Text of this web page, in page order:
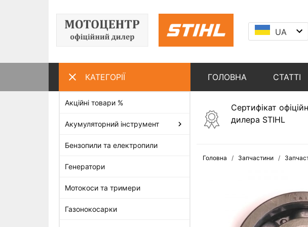
UA
КАТЕГОРІЇ
Акційні товари %
Акумуляторний інструмент
Бензопили та електропили
Генератори
Мотокоси та тримери
Газонокосарки
ГОЛОВНА СТАТТІ
Сертифікат
дилера STIHL
Головна Запчастини